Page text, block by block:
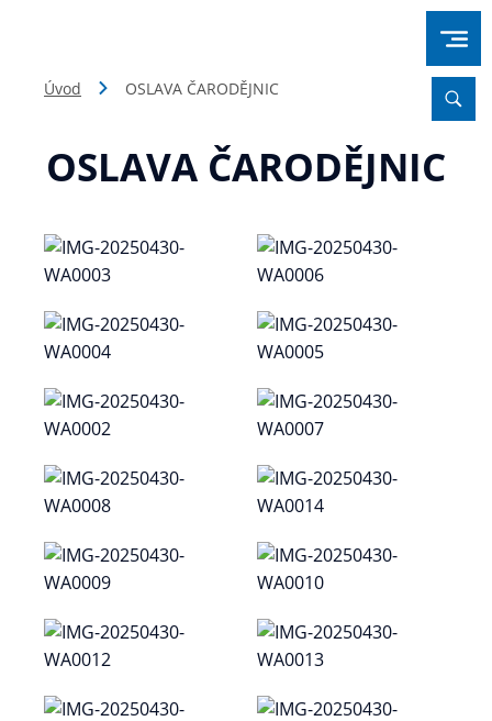
Úvod OSLAVA ČARODĚJNIC
OSLAVA ČARODĚJNIC